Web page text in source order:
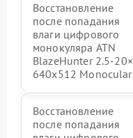
Восстановление
после попадания
влаги цифрового
монокуляра ATN
BlazeHunter 2.5‑20×
640x512 Monocular
Восстановление
после попадания